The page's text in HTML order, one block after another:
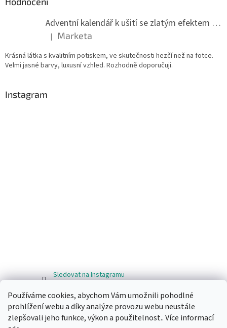
Používáme cookies, abychom Vám umožnili pohodlné
prohlížení webu a díky analýze provozu webu neustále
zlepšovali jeho funkce, výkon a použitelnost.. Více informací
Adventní kalendář k ušití se zlatým efektem 042Q
Hodnocení produktu je 5 z 5 hvězdiček.
| Marketa
Krásná látka s kvalitním potiskem, ve skutečnosti hezčí než na fotce.
Velmi jasné barvy, luxusní vzhled. Rozhodně doporučuji.
Instagram
Sledovat na Instagramu
Facebook